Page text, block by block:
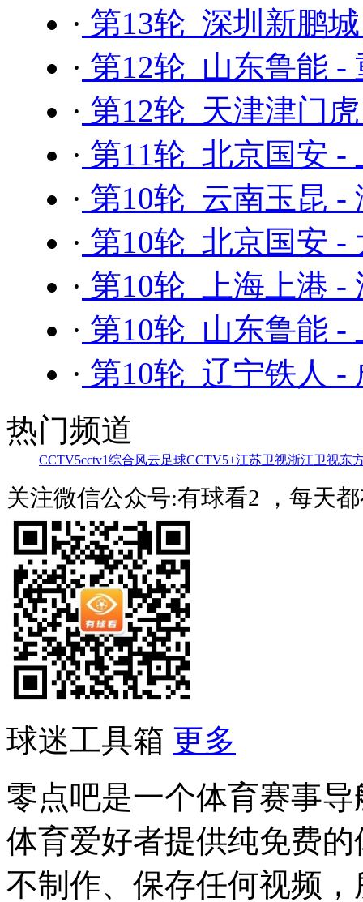
· 第13轮 深圳新鹏
· 第12轮 山东鲁能 -
· 第12轮 天津津门
· 第11轮 北京国安 -
· 第10轮 云南玉昆 -
· 第10轮 北京国安 -
· 第10轮 上海上港 -
· 第10轮 山东鲁能 -
· 第10轮 辽宁铁人 -
热门频道
CCTV5cctv1综合风云足球CCTV5+江苏卫视浙江卫视东
关注微信公众号:有球看2 ，每天
球迷工具箱 更多
零点吧是一个体育赛事
体育爱好者提供纯免费
不制作、保存任何视频